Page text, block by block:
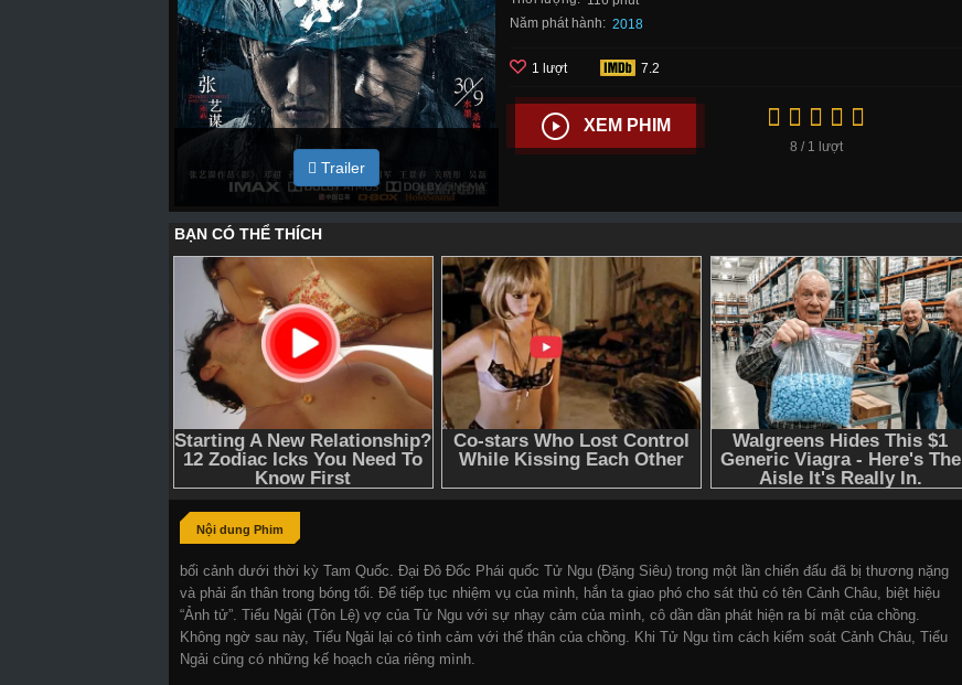
Trailer
Năm phát hành: 2018
1 lượt 7.2
XEM PHIM
8 / 1 lượt
Nội dung Phim
bối cảnh dưới thời kỳ Tam Quốc. Đại Đô Đốc Phái quốc Tử Ngu (Đặng Siêu) trong một lần chiến đấu đã bị thương nặng
và phải ẩn thân trong bóng tối. Để tiếp tục nhiệm vụ của mình, hắn ta giao phó cho sát thủ có tên Cảnh Châu, biệt hiệu
“Ảnh tử”. Tiểu Ngải (Tôn Lệ) vợ của Tử Ngu với sự nhạy cảm của mình, cô dần dần phát hiện ra bí mật của chồng.
Không ngờ sau này, Tiểu Ngải lại có tình cảm với thế thân của chồng. Khi Tử Ngu tìm cách kiểm soát Cảnh Châu, Tiểu
Ngải cũng có những kế hoạch của riêng mình.